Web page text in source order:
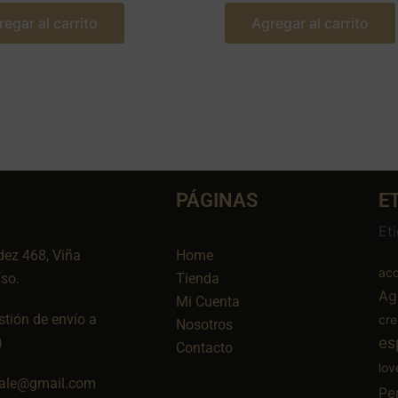
al carrito Agregar al carrito
468, Viña
de envío a
PÁGINAS
Home
Tienda
Mi Cuenta
Nosotros
Contacto